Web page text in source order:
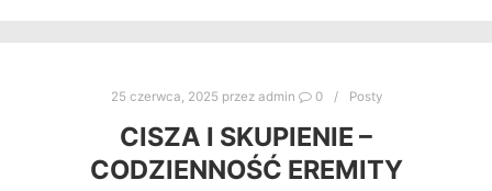
25 czerwca, 2025 przez admin 0 Posty
CISZA I SKUPIENIE –
CODZIENNOŚĆ EREMITY